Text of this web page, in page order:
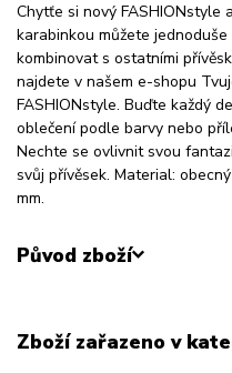
Chytťe si nový FASHIONstyle
karabinkou můžete
kombinovat s ostatními
najdete v našem e-shopu
FASHIONstyle. Buďte každý
oblečení podle barvy nebo
Nechte se ovlivnit svou
svůj přívěsek. Material:
mm.
Původ zboží
Zboží zařazeno v